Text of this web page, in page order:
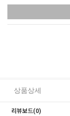
상품상세
리뷰보드(0)